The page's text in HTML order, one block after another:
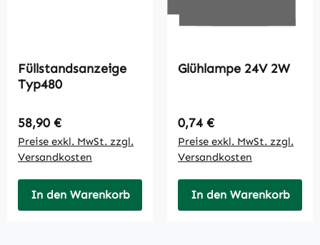
Füllstandsanzeige
Typ480
Regulärer Preis:
58,90 €
Preise exkl. MwSt. zzgl.
Versandkosten
In den Warenkorb
Glühlampe 24V 2W
Regulärer Preis:
0,74 €
Preise exkl. MwSt. zzgl.
Versandkosten
In den Warenkorb